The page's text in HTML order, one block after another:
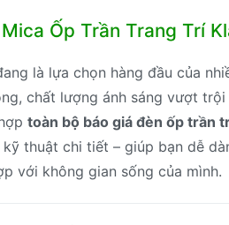
trí
Klasse
lượng
Ốp Trần Trang Trí
là lựa chọn hàng đầu của
chất lượng ánh sáng vượt trội
toàn bộ báo giá đèn ốp trần
thuật chi tiết – giúp bạn dễ
với không gian sống của mình.